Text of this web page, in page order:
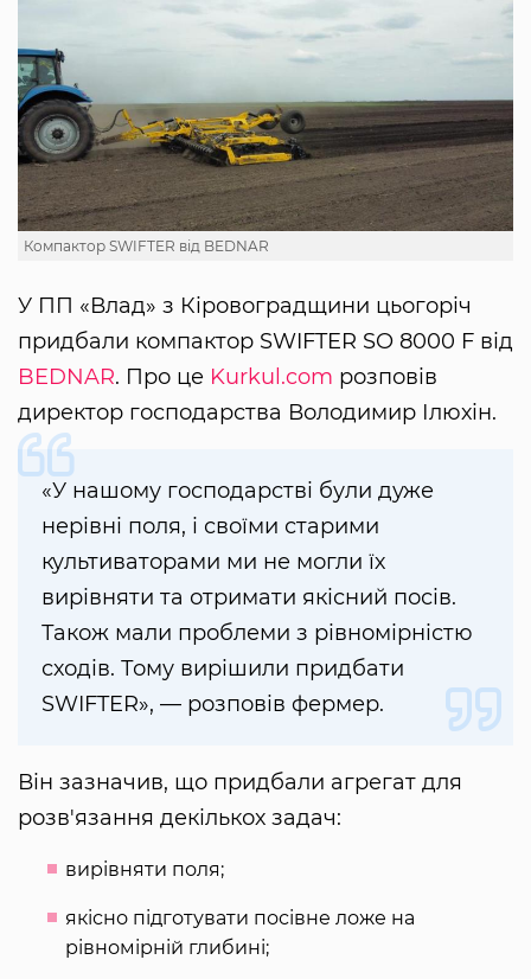
Компактор SWIFTER від BEDNAR
У ПП «Влад» з Кіровоградщини цьогоріч
придбали компактор SWIFTER SO 8000 F від
BEDNAR. Про це Kurkul.com розповів
директор господарства Володимир Ілюхін.
«У нашому господарстві були дуже
нерівні поля, і своїми старими
культиваторами ми не могли їх
вирівняти та отримати якісний посів.
Також мали проблеми з рівномірністю
сходів. Тому вирішили придбати
SWIFTER», — розповів фермер.
Він зазначив, що придбали агрегат для
розв'язання декількох задач:
вирівняти поля;
якісно підготувати посівне ложе на
рівномірній глибині;